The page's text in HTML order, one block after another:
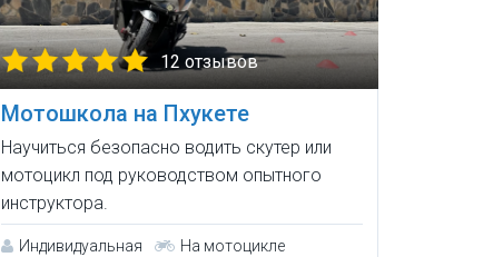
12 отзывов
Мотошкола на Пхукете
Научиться безопасно водить скутер или
мотоцикл под руководством опытного
инструктора.
Индивидуальная
На мотоцикле